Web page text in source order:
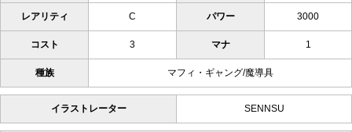
レアリティ C パワー 3000
コスト 3 マナ 1
種族 マフィ・ギャング/魔導具
イラストレーター SENNSU